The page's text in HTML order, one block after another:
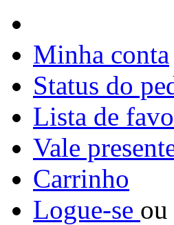
Minha conta
Status do
Lista de
Vale
Carrinho
Logue-se ou